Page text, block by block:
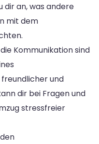
dir an, was andere
mit dem
Kommunikation sind
und
dir bei Fragen und
stressfreier